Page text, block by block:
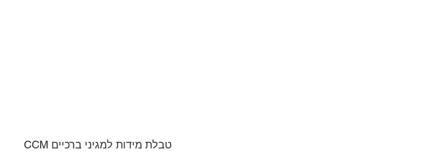
טבלת מידות למגיני ברכיים CCM